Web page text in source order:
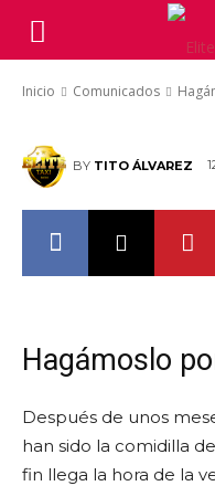
Inicio Comunicados
BY TITO ÁLVAREZ
Hagámoslo
Después de unos
han sido la comidilla
fin llega la hora de la